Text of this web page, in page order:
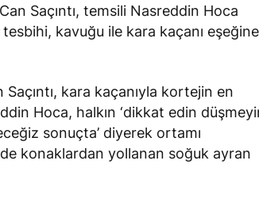
Saçıntı, temsili Nasreddin Hoca
tesbihi, kavuğu ile kara kaçanı eşeğine
kara kaçanıyla kortejin en
Hoca, halkın ‘dikkat edin
sonuçta’ diyerek ortamı
konaklardan yollanan soğuk ayran